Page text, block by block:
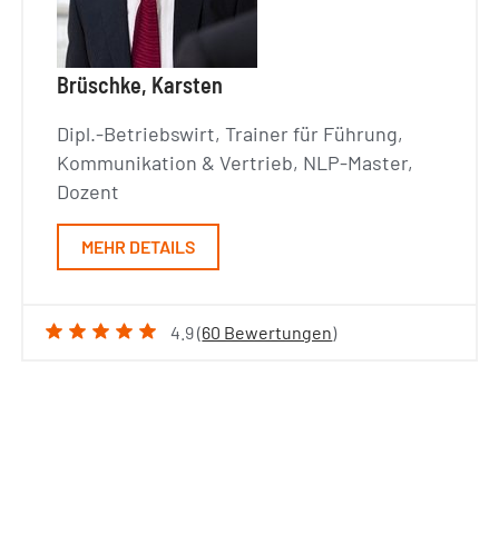
Brüschke, Karsten
Dipl.-Betriebswirt, Trainer für Führung,
Kommunikation & Vertrieb, NLP-Master,
Dozent
MEHR DETAILS
4.9 (60 Bewertungen)